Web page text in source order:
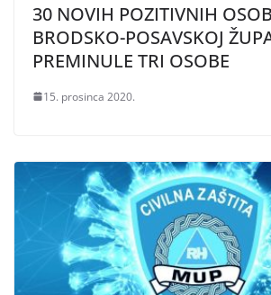
30 NOVIH POZITIVNIH
BRODSKO-POSAVSKOJ
PREMINULE TRI OSOBE
15. prosinca 2020.